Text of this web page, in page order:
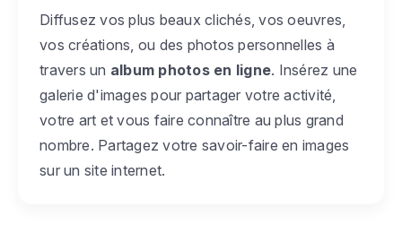
Diffusez vos plus beaux clichés, vos oeuvres,
vos créations, ou des photos personnelles à
travers un album photos en ligne. Insérez une
galerie d'images pour partager votre activité,
votre art et vous faire connaître au plus grand
nombre. Partagez votre savoir-faire en images
sur un site internet.